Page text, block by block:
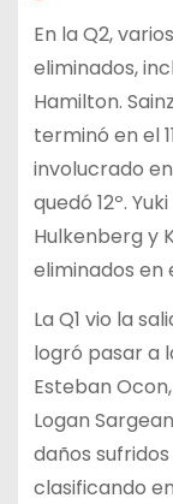
En la Q2,
eliminados,
Hamilton.
terminó en el
involucrado
quedó 12º.
Hulkenberg y
eliminados en
La Q1 vio la
logró pasar a
Esteban
Logan
daños
clasificando